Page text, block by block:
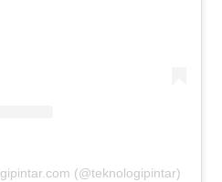
(@teknologipintar)